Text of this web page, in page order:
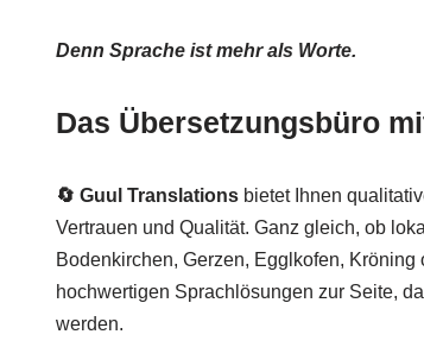
Denn Sprache ist mehr als Worte.
Das Übersetzungsbüro
🔄 Guul Translations bietet Ihnen
Vertrauen und Qualität. Ganz gleich, ob
Bodenkirchen, Gerzen, Egglkofen,
hochwertigen Sprachlösungen zur Seite,
werden.